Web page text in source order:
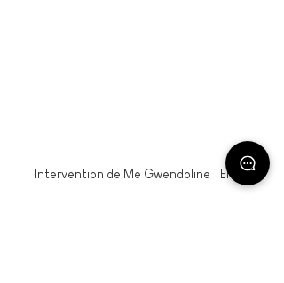
Intervention de Me Gwendoline TENIER